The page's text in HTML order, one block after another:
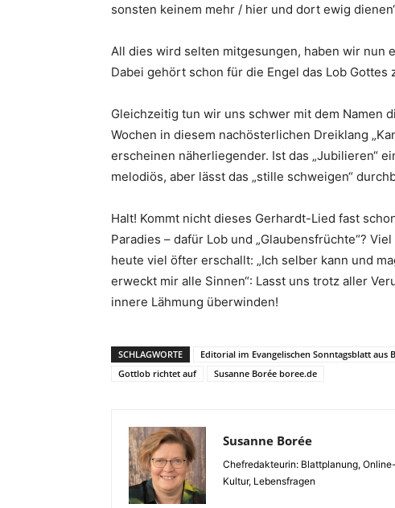
sonsten keinem mehr / hier und dort ewig
All dies wird selten mitgesungen, haben wir nun
Dabei gehört schon für die Engel das Lob
Gleichzeitig tun wir uns schwer mit dem Namen
Wochen in diesem nachösterlichen Dreiklang
erscheinen näherliegender. Ist das „Jubilieren“
melodiös, aber lässt das „stille schweigen“
Halt! Kommt nicht dieses Gerhardt-Lied fast
Paradies – dafür Lob und „Glaubensfrüchte“?
heute viel öfter erschallt: „Ich selber kann und
erweckt mir alle Sinnen“: Lasst uns trotz aller
innere Lähmung überwinden!
SCHLAGWORTE Editorial im Evangelischen Sonntagsblatt aus
Gottlob richtet auf
Susanne Borée boree.de
Susanne Borée
Chefredakteurin: Blattplanung,
Kultur, Lebensfragen